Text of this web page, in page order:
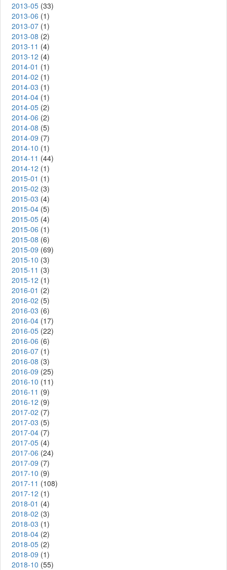
2013-05 (33)
2013-06 (1)
2013-07 (1)
2013-08 (2)
2013-11 (4)
2013-12 (4)
2014-01 (1)
2014-02 (1)
2014-03 (1)
2014-04 (1)
2014-05 (2)
2014-06 (2)
2014-08 (5)
2014-09 (7)
2014-10 (1)
2014-11 (44)
2014-12 (1)
2015-01 (1)
2015-02 (3)
2015-03 (4)
2015-04 (5)
2015-05 (4)
2015-06 (1)
2015-08 (6)
2015-09 (69)
2015-10 (3)
2015-11 (3)
2015-12 (1)
2016-01 (2)
2016-02 (5)
2016-03 (6)
2016-04 (17)
2016-05 (22)
2016-06 (6)
2016-07 (1)
2016-08 (3)
2016-09 (25)
2016-10 (11)
2016-11 (9)
2016-12 (9)
2017-02 (7)
2017-03 (5)
2017-04 (7)
2017-05 (4)
2017-06 (24)
2017-09 (7)
2017-10 (9)
2017-11 (108)
2017-12 (1)
2018-01 (4)
2018-02 (3)
2018-03 (1)
2018-04 (2)
2018-05 (2)
2018-09 (1)
2018-10 (55)